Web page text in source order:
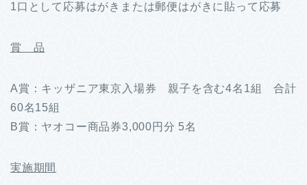
1口として応募はがきまたは郵便はがきに貼って応募
賞 品
A賞：キッザニア東京入場券 親子を含む4名1組 合計
60名15組
B賞：ヤオコー商品券3,000円分 5名
実施期間